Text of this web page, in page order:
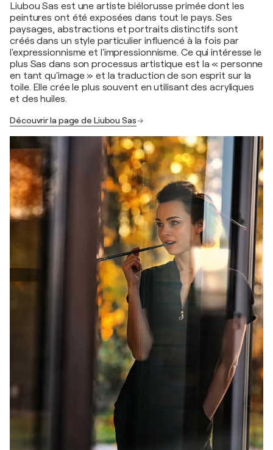
Liubou Sas est une artiste biélorusse primée dont les
peintures ont été exposées dans tout le pays. Ses
paysages, abstractions et portraits distinctifs sont
créés dans un style particulier influencé à la fois par
l'expressionnisme et l'impressionnisme. Ce qui intéresse le
plus Sas dans son processus artistique est la « personne
en tant qu'image » et la traduction de son esprit sur la
toile. Elle crée le plus souvent en utilisant des acryliques
et des huiles.
Découvrir la page de Liubou Sas